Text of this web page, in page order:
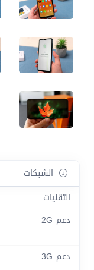
الشبكات
التقنيات
دعم 2G
دعم 3G